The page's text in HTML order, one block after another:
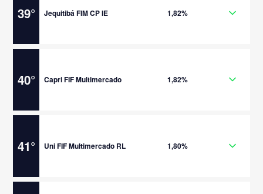
39° Jequitibá FIM CP IE 1,82%
40° Capri FIF Multimercado 1,82%
41° Uni FIF Multimercado RL 1,80%